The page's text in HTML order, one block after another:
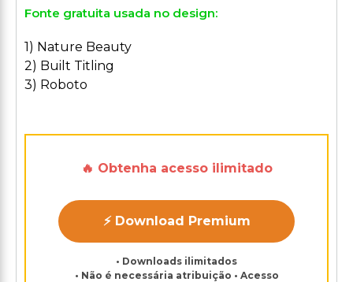
Fonte gratuita usada no design:
1) Nature Beauty
2) Built Titling
3) Roboto
🔥 Obtenha acesso ilimitado
⚡ Download Premium
• Downloads ilimitados
• Não é necessária atribuição • Acesso